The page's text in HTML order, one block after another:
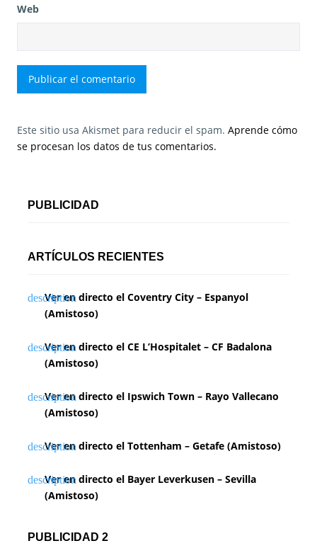
Web
Este sitio usa Akismet para reducir el spam. Aprende cómo
se procesan los datos de tus comentarios.
PUBLICIDAD
ARTÍCULOS RECIENTES
Ver en directo el Coventry City – Espanyol
(Amistoso)
Ver en directo el CE L’Hospitalet – CF Badalona
(Amistoso)
Ver en directo el Ipswich Town – Rayo Vallecano
(Amistoso)
Ver en directo el Tottenham – Getafe (Amistoso)
Ver en directo el Bayer Leverkusen – Sevilla
(Amistoso)
PUBLICIDAD 2